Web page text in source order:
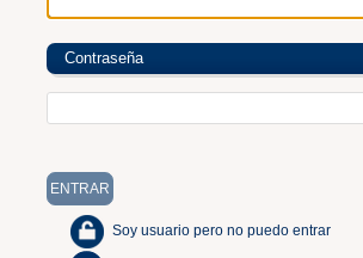
Contraseña
Soy usuario pero no puedo entrar